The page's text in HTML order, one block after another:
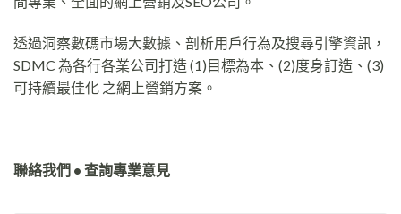
透過洞察數碼市場大數據、剖析用戶行為及搜尋引擎資訊，
SDMC 為各行各業公司打造 (1)目標為本、(2)度身訂造、(3)
可持續最佳化 之網上營銷方案。
聯絡我們 • 查詢專業意見